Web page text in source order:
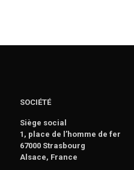
SOCIÉTÉ
Siège social
1, place de l’homme de fer
67000 Strasbourg
Alsace, France